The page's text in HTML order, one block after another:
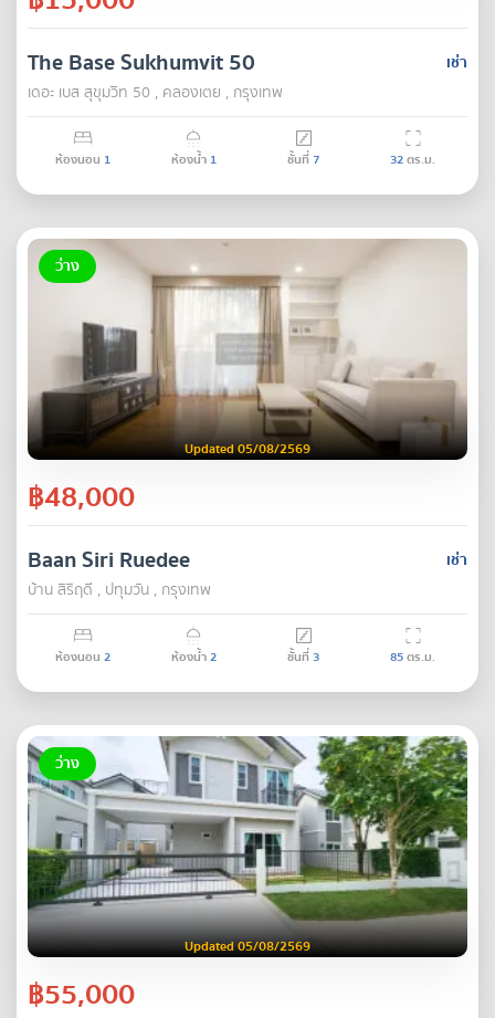
เช่า
The Base Sukhumvit 50
เดอะ เบส สุขุมวิท 50 , คลองเตย , กรุงเทพ
ห้องนอน 1 ห้องน้ำ 1 ชั้นที่7 32ตร.ม.
ว่าง
Updated 05/08/2569
฿48,000
เช่า
Baan Siri Ruedee
บ้าน สิริฤดี , ปทุมวัน , กรุงเทพ
ห้องนอน 2 ห้องน้ำ2 ชั้นที่3 85ตร.ม.
ว่าง
Updated 05/08/2569
฿55,000